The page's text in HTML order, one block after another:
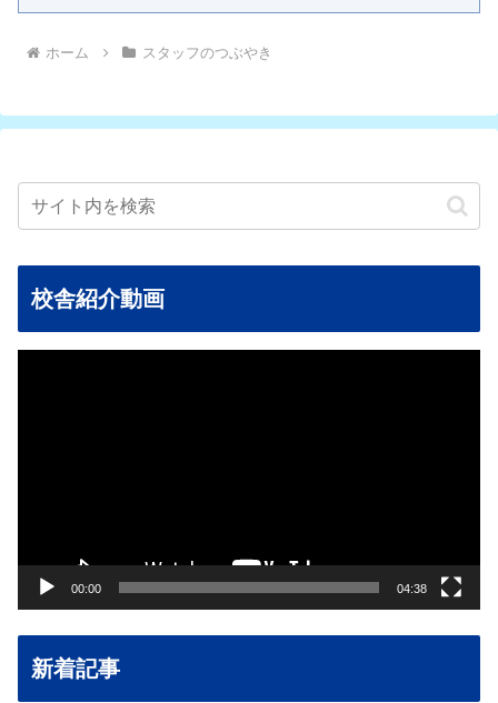
ホーム スタッフのつぶやき
校舎紹介動画
00:00 04:38
新着記事